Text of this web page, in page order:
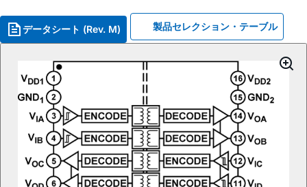
データシート (Rev. M) 製品セレクション・テーブル